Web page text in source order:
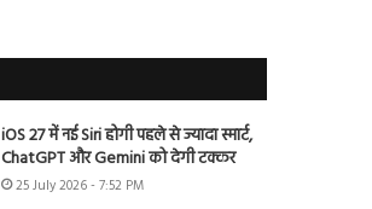
iOS 27 में नई Siri होगी पहले से ज्यादा स्मार्ट,
ChatGPT और Gemini को देगी टक्कर
25 July 2026 - 7:52 PM